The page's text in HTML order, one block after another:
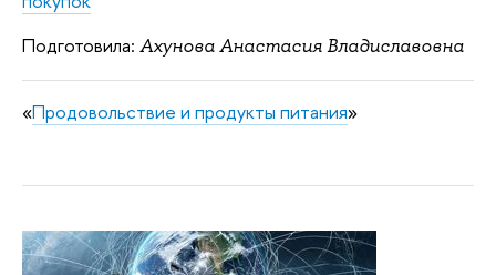
Подготовила: Ахунова Анастасия Владиславовна
«Продовольствие и продукты питания»